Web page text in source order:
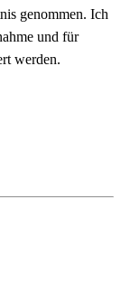
genommen. Ich
und für
werden.